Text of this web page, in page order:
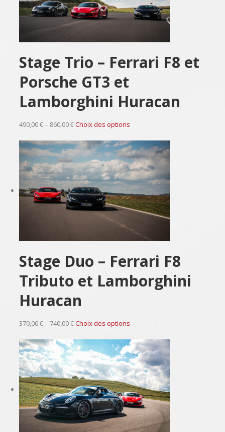
Stage Trio – Ferrari F8 et
Porsche GT3 et
Lamborghini Huracan
490,00 € – 860,00 €Choix des options
Stage Duo – Ferrari F8
Tributo et Lamborghini
Huracan
370,00 € – 740,00 €Choix des options